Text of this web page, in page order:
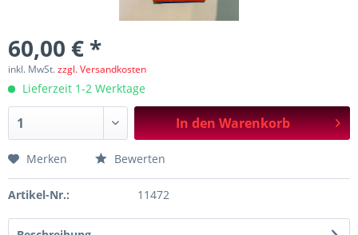
60,00 € *
inkl. MwSt.zzgl. Versandkosten
Lieferzeit 1-2 Werktage
In denWarenkorb
Merken Bewerten
Artikel-Nr.: 11472